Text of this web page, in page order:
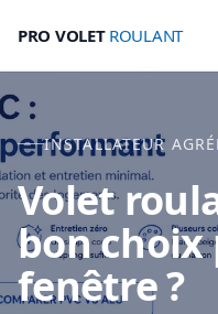
PRO VOLET ROULANT
INSTALLATEUR
Volet
bon choix
fenêtre ?